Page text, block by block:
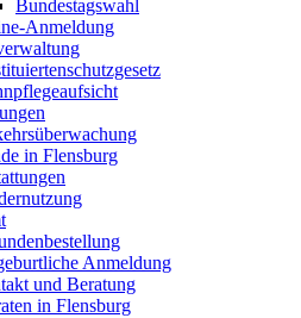
Bundestagswahl
Anmeldung
in Flensburg
Anmeldung
und Beratung
in Flensburg